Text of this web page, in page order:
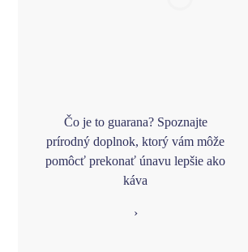
Čo je to guarana? Spoznajte
prírodný doplnok, ktorý vám môže
pomôcť prekonať únavu lepšie ako
káva
›